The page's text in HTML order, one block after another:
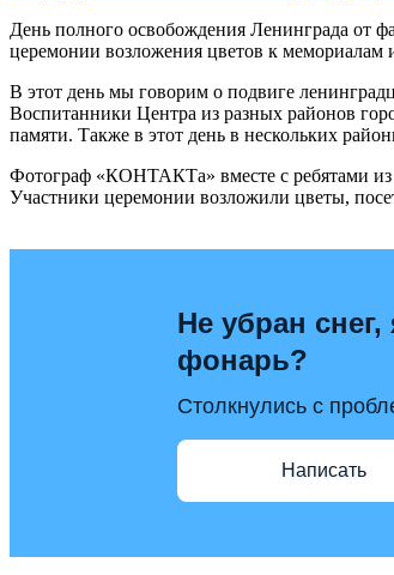
День полного освобождения Ленинграда от
церемонии возложения цветов к мемориалам
В этот день мы говорим о подвиге
Воспитанники Центра из разных районов
памяти. Также в этот день в нескольких
Фотограф «КОНТАКТа» вместе с ребятами из
Участники церемонии возложили цветы,
Не убран
фонарь?
Столкнулись с
Написать